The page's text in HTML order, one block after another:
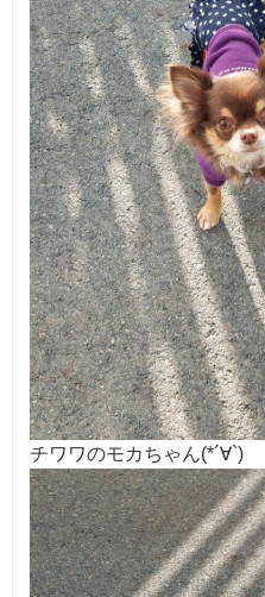
チワワのモカちゃん(*´∀`)